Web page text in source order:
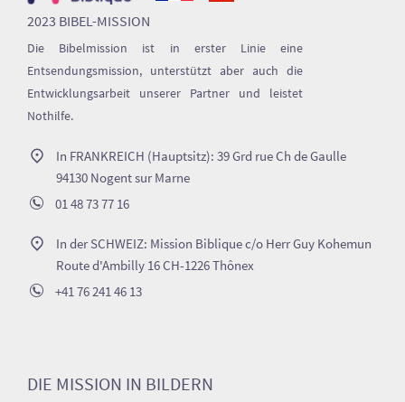
2023 BIBEL-MISSION
Die Bibelmission ist in erster Linie eine
Entsendungsmission, unterstützt aber auch die
Entwicklungsarbeit unserer Partner und leistet
Nothilfe.
In FRANKREICH (Hauptsitz): 39 Grd rue Ch de Gaulle
94130 Nogent sur Marne
01 48 73 77 16
In der SCHWEIZ: Mission Biblique c/o Herr Guy Kohemun
Route d'Ambilly 16 CH-1226 Thônex
+41 76 241 46 13
DIE MISSION IN BILDERN